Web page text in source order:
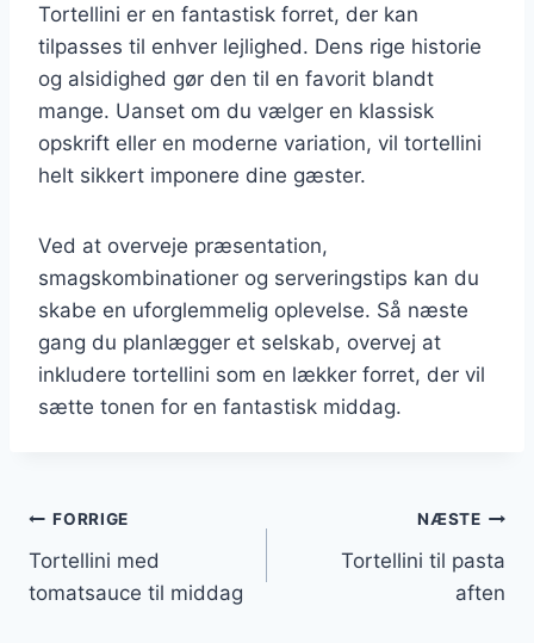
Tortellini er en fantastisk forret, der kan
tilpasses til enhver lejlighed. Dens rige historie
og alsidighed gør den til en favorit blandt
mange. Uanset om du vælger en klassisk
opskrift eller en moderne variation, vil tortellini
helt sikkert imponere dine gæster.
Ved at overveje præsentation,
smagskombinationer og serveringstips kan du
skabe en uforglemmelig oplevelse. Så næste
gang du planlægger et selskab, overvej at
inkludere tortellini som en lækker forret, der vil
sætte tonen for en fantastisk middag.
Indlægsnavigation
FORRIGE
Tortellini med
tomatsauce til middag
NÆSTE
Tortellini til pasta
aften